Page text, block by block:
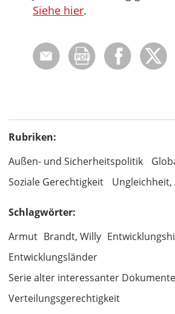
Siehe hier.
Rubriken:
Außen- und Sicherheitspolitik
Soziale Gerechtigkeit
Schlagwörter:
Armut Brandt, Willy
Entwicklungsländer
Serie alter interessanter Dokumente
Verteilungsgerechtigkeit